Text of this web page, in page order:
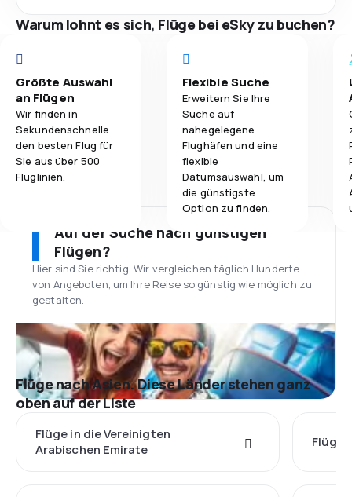
Warum lohnt es sich, Flüge bei eSky zu buchen?
Größte Auswahl
an Flügen
Wir finden in
Sekundenschnelle
den besten Flug für
Sie aus über 500
Fluglinien.
Flexible Suche
Erweitern Sie Ihre
Suche auf
nahegelegene
Flughäfen und eine
flexible
Datumsauswahl, um
die günstigste
Option zu finden.
Auf der Suche nach günstigen
Flügen?
Hier sind Sie richtig. Wir vergleichen täglich Hunderte
von Angeboten, um Ihre Reise so günstig wie möglich zu
gestalten.
Flüge nach Asien. Diese Länder stehen ganz
oben auf der Liste
Flüge in die Vereinigten
Arabischen Emirate
Flüge